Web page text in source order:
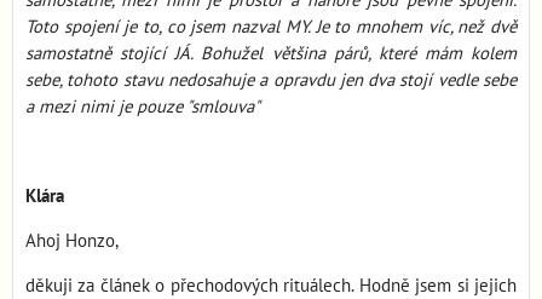
Toto spojení je to, co jsem nazval MY. Je to mnohem víc, než dvě
samostatně stojící JÁ. Bohužel většina párů, které mám kolem
sebe, tohoto stavu nedosahuje a opravdu jen dva stojí vedle sebe
a mezi nimi je pouze "smlouva"
Klára
Ahoj Honzo,
děkuji za článek o přechodových rituálech. Hodně jsem si jejich